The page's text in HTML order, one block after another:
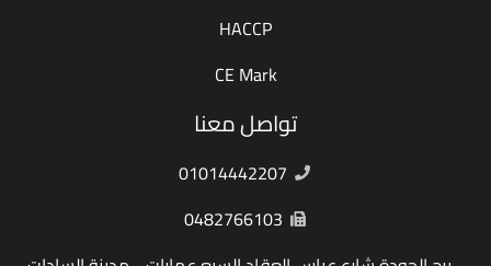
HACCP
CE Mark
تواصل معنا
01014442207
0482766103